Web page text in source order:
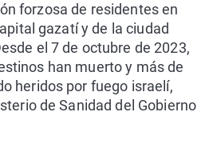
forzosa de residentes en
gazatí y de la ciudad
el 7 de octubre de 2023,
han muerto y más de
heridos por fuego israelí,
de Sanidad del Gobierno